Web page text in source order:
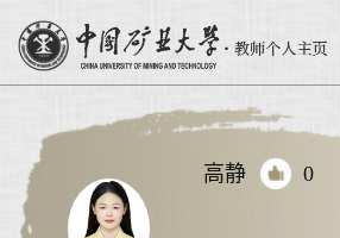
高静 0